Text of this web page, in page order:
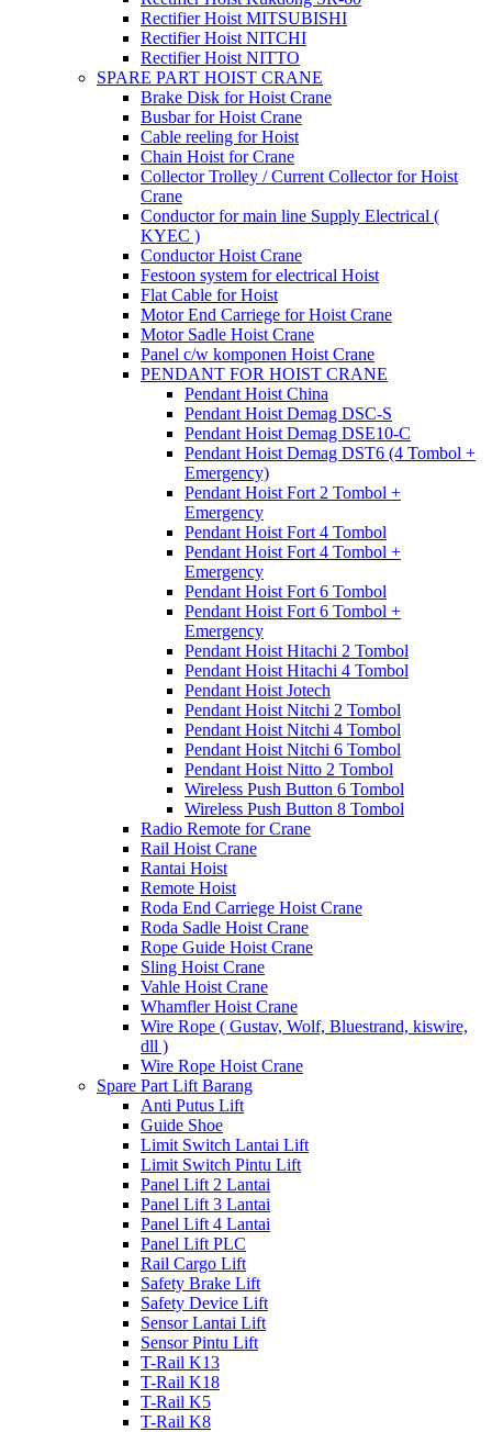
Rectifier Hoist MITSUBISHI
Rectifier Hoist NITCHI
Rectifier Hoist NITTO
SPARE PART HOIST CRANE
Brake Disk for Hoist Crane
Busbar for Hoist Crane
Cable reeling for Hoist
Chain Hoist for Crane
Collector Trolley / Current Collector for Hoist
Crane
Conductor for main line Supply Electrical (
KYEC )
Conductor Hoist Crane
Festoon system for electrical Hoist
Flat Cable for Hoist
Motor End Carriege for Hoist Crane
Motor Sadle Hoist Crane
Panel c/w komponen Hoist Crane
PENDANT FOR HOIST CRANE
Pendant Hoist China
Pendant Hoist Demag DSC-S
Pendant Hoist Demag DSE10-C
Pendant Hoist Demag DST6 (4 Tombol +
Emergency)
Pendant Hoist Fort 2 Tombol +
Emergency
Pendant Hoist Fort 4 Tombol
Pendant Hoist Fort 4 Tombol +
Emergency
Pendant Hoist Fort 6 Tombol
Pendant Hoist Fort 6 Tombol +
Emergency
Pendant Hoist Hitachi 2 Tombol
Pendant Hoist Hitachi 4 Tombol
Pendant Hoist Jotech
Pendant Hoist Nitchi 2 Tombol
Pendant Hoist Nitchi 4 Tombol
Pendant Hoist Nitchi 6 Tombol
Pendant Hoist Nitto 2 Tombol
Wireless Push Button 6 Tombol
Wireless Push Button 8 Tombol
Radio Remote for Crane
Rail Hoist Crane
Rantai Hoist
Remote Hoist
Roda End Carriege Hoist Crane
Roda Sadle Hoist Crane
Rope Guide Hoist Crane
Sling Hoist Crane
Vahle Hoist Crane
Whamfler Hoist Crane
Wire Rope ( Gustav, Wolf, Bluestrand, kiswire,
dll )
Wire Rope Hoist Crane
Spare Part Lift Barang
Anti Putus Lift
Guide Shoe
Limit Switch Lantai Lift
Limit Switch Pintu Lift
Panel Lift 2 Lantai
Panel Lift 3 Lantai
Panel Lift 4 Lantai
Panel Lift PLC
Rail Cargo Lift
Safety Brake Lift
Safety Device Lift
Sensor Lantai Lift
Sensor Pintu Lift
T-Rail K13
T-Rail K18
T-Rail K5
T-Rail K8